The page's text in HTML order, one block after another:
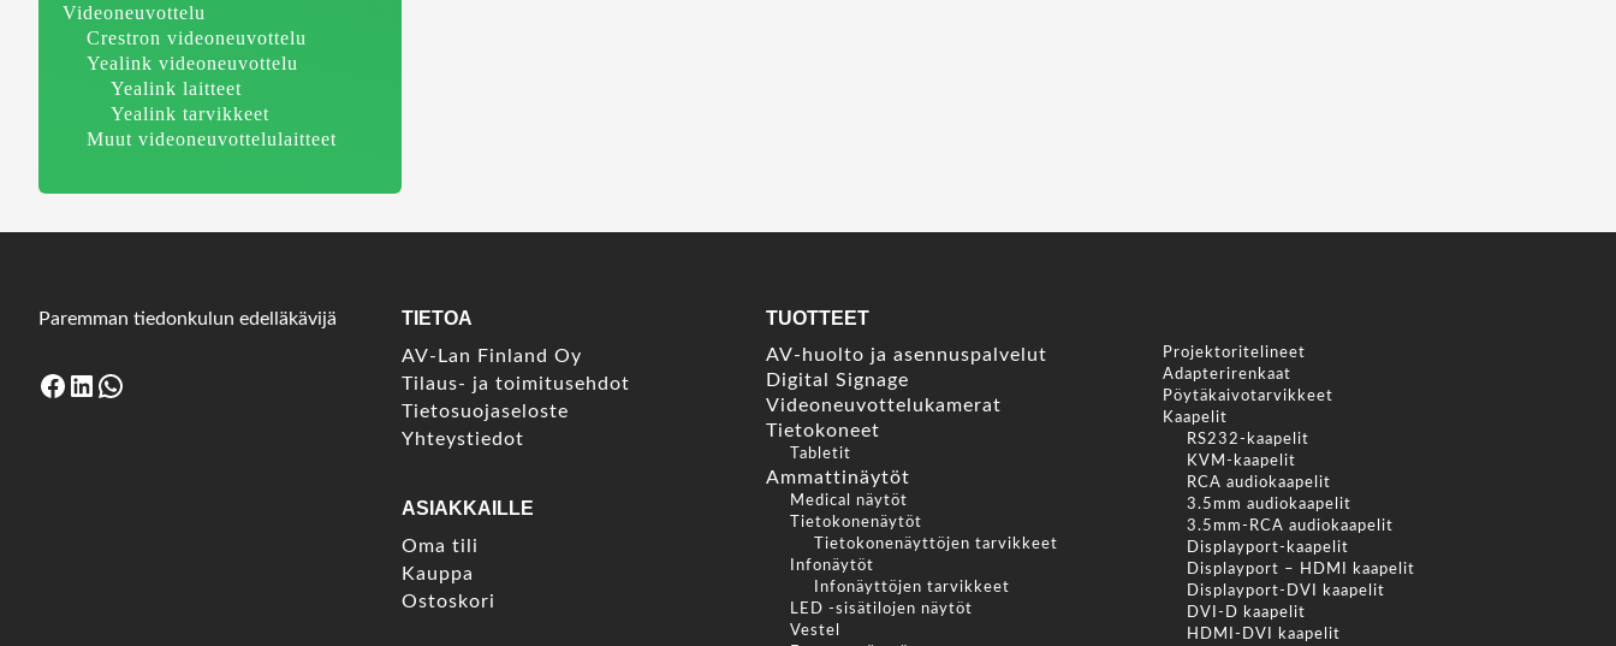
Videoneuvottelu
Crestron videoneuvottelu
Yealink videoneuvottelu
Yealink laitteet
Yealink tarvikkeet
Muut videoneuvottelulaitteet
Paremman tiedonkulun edelläkävijä
Facebook LinkedIn WhatsApp
TIETOA
AV-Lan Finland Oy
Tilaus- ja toimitusehdot
Tietosuojaseloste
Yhteystiedot
ASIAKKAILLE
Oma tili
Kauppa
Ostoskori
TUOTTEET
AV-huolto ja asennuspalvelut
Digital Signage
Videoneuvottelukamerat
Tietokoneet
Tabletit
Ammattinäytöt
Medical näytöt
Tietokonenäytöt
Tietokonenäyttöjen tarvikkeet
Infonäytöt
Infonäyttöjen tarvikkeet
LED -sisätilojen näytöt
Vestel
Projektoritelineet
Adapterirenkaat
Pöytäkaivotarvikkeet
Kaapelit
RS232-kaapelit
KVM-kaapelit
RCA audiokaapelit
3.5mm audiokaapelit
3.5mm-RCA audiokaapelit
Displayport-kaapelit
Displayport – HDMI kaapelit
Displayport-DVI kaapelit
DVI-D kaapelit
HDMI-DVI kaapelit